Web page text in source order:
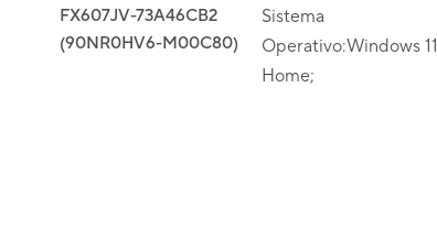
FX607JV-73A46CB2
(90NR0HV6-M00C80)
Sistema
Operativo:Windows 11
Home;